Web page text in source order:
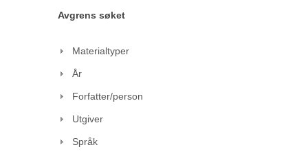
Avgrens søket
Materialtyper
År
Forfatter/person
Utgiver
Språk